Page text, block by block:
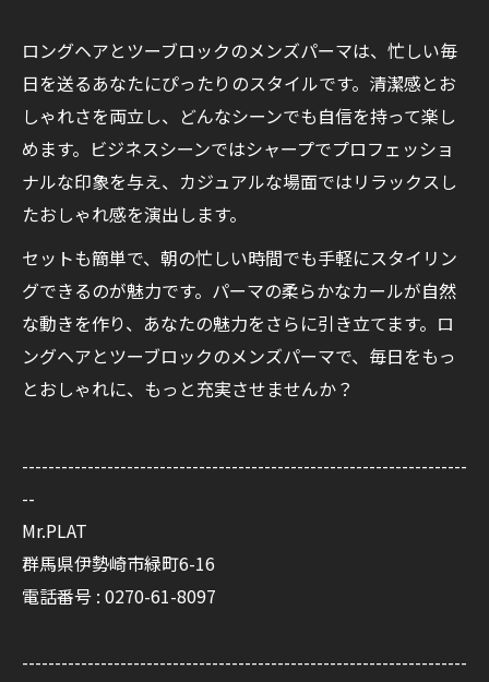
ロングヘアとツーブロックのメンズパーマは、忙しい毎
日を送るあなたにぴったりのスタイルです。清潔感とお
しゃれさを両立し、どんなシーンでも自信を持って楽し
めます。ビジネスシーンではシャープでプロフェッショ
ナルな印象を与え、カジュアルな場面ではリラックスし
たおしゃれ感を演出します。
セットも簡単で、朝の忙しい時間でも手軽にスタイリン
グできるのが魅力です。パーマの柔らかなカールが自然
な動きを作り、あなたの魅力をさらに引き立てます。ロ
ングヘアとツーブロックのメンズパーマで、毎日をもっ
とおしゃれに、もっと充実させませんか？
--------------------------------------------------------------------
--
Mr.PLAT
群馬県伊勢崎市緑町6-16
電話番号 : 0270-61-8097
--------------------------------------------------------------------